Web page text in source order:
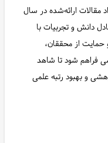
مقالات ارائه‌شده در سال
دانش و تجربیات با
از محققان،
فراهم شود تا شاهد
و بهبود رتبه علمی